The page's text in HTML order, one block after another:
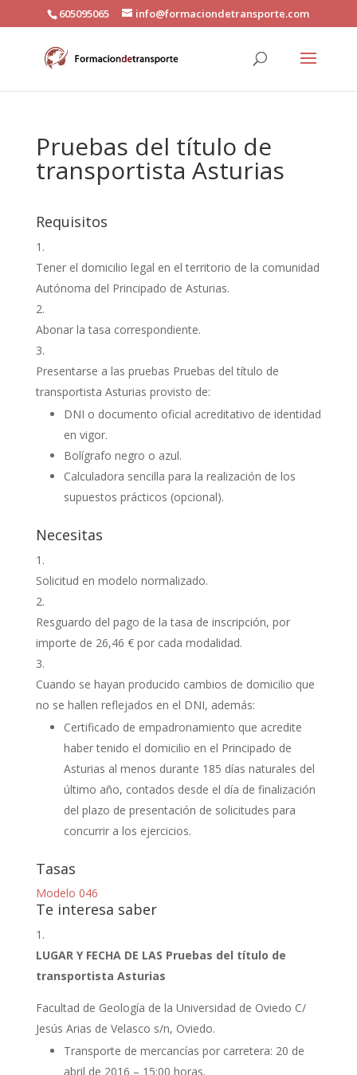
605095065 info@formaciondetransporte.com
Pruebas del título de
transportista Asturias
Requisitos
Tener el domicilio legal en el territorio de la comunidad
Autónoma del Principado de Asturias.
Abonar la tasa correspondiente.
Presentarse a las pruebas Pruebas del título de
transportista Asturias provisto de:
DNI o documento oficial acreditativo de identidad
en vigor.
Bolígrafo negro o azul.
Calculadora sencilla para la realización de los
supuestos prácticos (opcional).
Necesitas
Solicitud en modelo normalizado.
Resguardo del pago de la tasa de inscripción, por
importe de 26,46 € por cada modalidad.
Cuando se hayan producido cambios de domicilio que
no se hallen reflejados en el DNI, además:
Certificado de empadronamiento que acredite
haber tenido el domicilio en el Principado de
Asturias al menos durante 185 días naturales del
último año, contados desde el día de finalización
del plazo de presentación de solicitudes para
concurrir a los ejercicios.
Tasas
Modelo 046
Te interesa saber
LUGAR Y FECHA DE LAS Pruebas del título de
transportista Asturias
Facultad de Geología de la Universidad de Oviedo C/
Jesús Arias de Velasco s/n, Oviedo.
Transporte de mercancías por carretera: 20 de
abril de 2016 – 15:00 horas.